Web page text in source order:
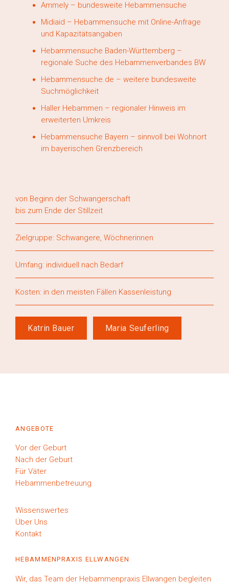
Ammely – bundesweite Hebammensuche
Midiaid – Hebammensuche mit Online-Anfrage
und Kapazitätsangaben
Hebammensuche Baden-Württemberg –
regionale Suche des Hebammenverbandes BW
Hebammensuche.de – weitere bundesweite
Suchmöglichkeit
Haller Hebammen – regionaler Hinweis im
erweiterten Umkreis
Hebammensuche Bayern – sinnvoll bei Wohnort
im bayerischen Grenzbereich
von Beginn der Schwangerschaft
bis zum Ende der Stillzeit
Zielgruppe: Schwangere, Wöchnerinnen
Umfang: individuell nach Bedarf
Kosten: in den meisten Fällen Kassenleistung
Katrin Bauer Maria Seuferling
ANGEBOTE
Vor der Geburt
Nach der Geburt
Für Väter
Hebammenbetreuung
Wissenswertes
Über Uns
Kontakt
HEBAMMENPRAXIS ELLWANGEN
Wir, das Team der Hebammenpraxis Ellwangen begleiten